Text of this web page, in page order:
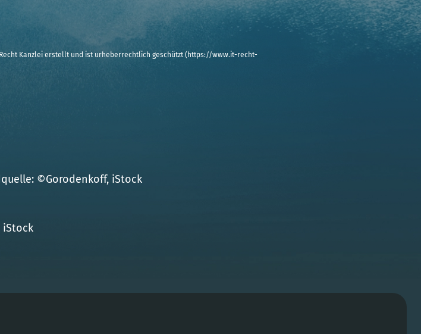
Kanzlei erstellt und ist urheberrechtlich geschützt ( https://www.it-recht-
©Gorodenkoff, iStock